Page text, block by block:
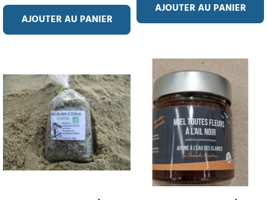
AJOUTER AU PANIER
AJOUTER AU PANIER